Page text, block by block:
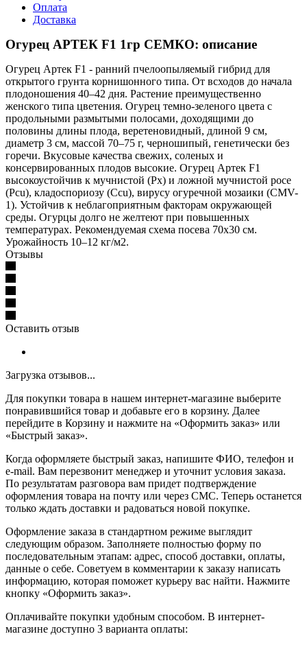
Оплата
Доставка
Огурец АРТЕК F1 1гр СЕМКО: описание
Огурец Артек F1 - ранний пчелоопыляемый гибрид для
открытого грунта корнишонного типа. От всходов до начала
плодоношения 40–42 дня. Растение преимущественно
женского типа цветения. Огурец темно-зеленого цвета с
продольными размытыми полосами, доходящими до
половины длины плода, веретеновидный, длиной 9 см,
диаметр 3 см, массой 70–75 г, черношипый, генетически без
горечи. Вкусовые качества свежих, соленых и
консервированных плодов высокие. Огурец Артек F1
высокоустойчив к мучнистой (Px) и ложной мучнистой росе
(Pcu), кладоспориозу (Ccu), вирусу огуречной мозаики (CMV-
1). Устойчив к неблагоприятным факторам окружающей
среды. Огурцы долго не желтеют при повышенных
температурах. Рекомендуемая схема посева 70х30 см.
Урожайность 10–12 кг/м2.
Отзывы
Оставить отзыв
Загрузка отзывов...
Для покупки товара в нашем интернет-магазине выберите
понравившийся товар и добавьте его в корзину. Далее
перейдите в Корзину и нажмите на «Оформить заказ» или
«Быстрый заказ».
Когда оформляете быстрый заказ, напишите ФИО, телефон и
e-mail. Вам перезвонит менеджер и уточнит условия заказа.
По результатам разговора вам придет подтверждение
оформления товара на почту или через СМС. Теперь останется
только ждать доставки и радоваться новой покупке.
Оформление заказа в стандартном режиме выглядит
следующим образом. Заполняете полностью форму по
последовательным этапам: адрес, способ доставки, оплаты,
данные о себе. Советуем в комментарии к заказу написать
информацию, которая поможет курьеру вас найти. Нажмите
кнопку «Оформить заказ».
Оплачивайте покупки удобным способом. В интернет-
магазине доступно 3 варианта оплаты: